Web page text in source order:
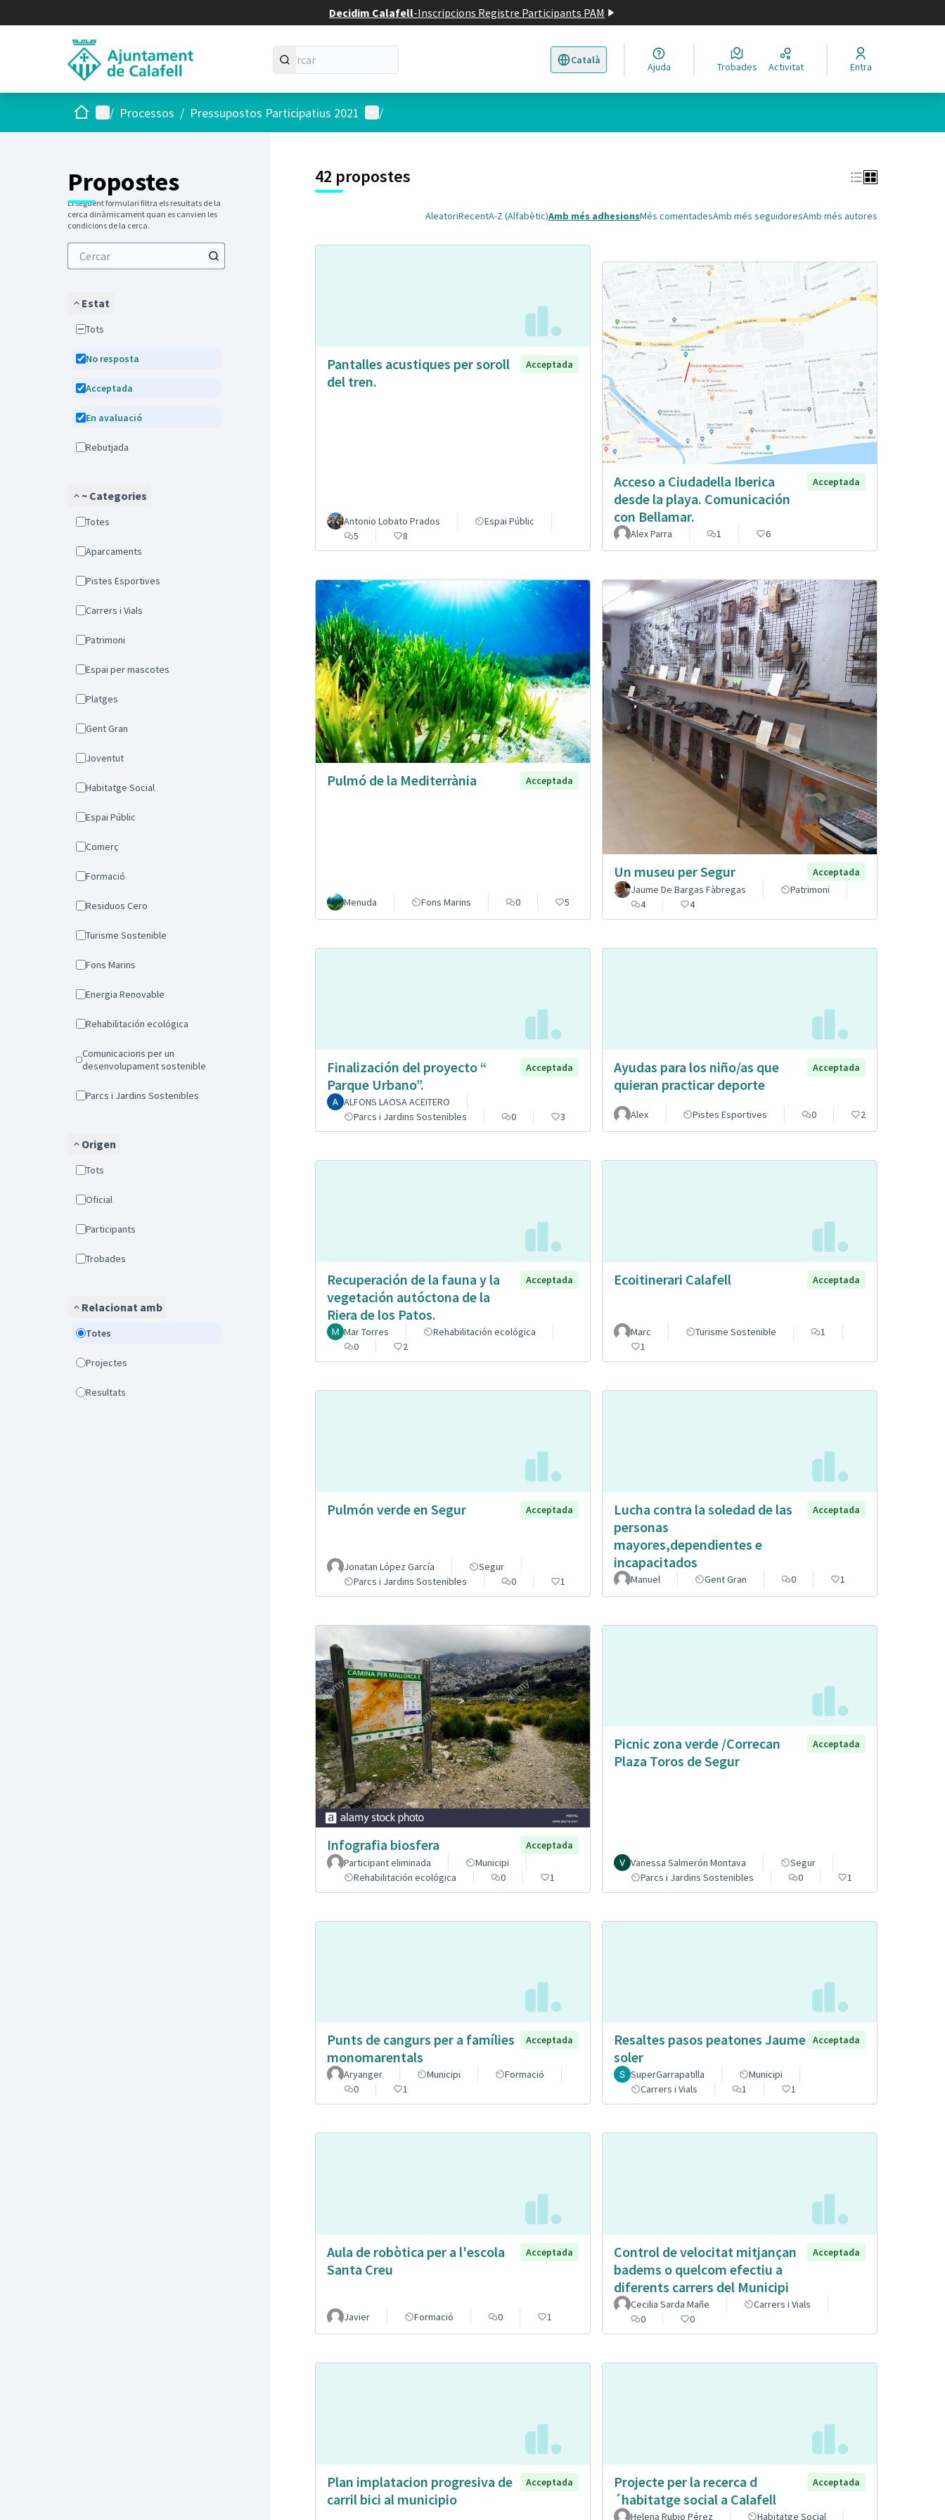
Decidim Calafell-Inscripcions Registre Participants PAM
Català
Triar la llengua Elegir el idioma
Ajuda Trobades Activitat Entra
Inici Menú principal
/ Processos / Pressupostos Participatius 2021 Menú d'usuari
/
Propostes
El següent formulari filtra els resultats de la
cerca dinàmicament quan es canvien les
condicions de la cerca.
Estat
Tots
No resposta
Acceptada
En avaluació
Rebutjada
~ Categories
Totes
Aparcaments
Pistes Esportives
Carrers i Vials
Patrimoni
Espai per mascotes
Platges
Gent Gran
Joventut
Habitatge Social
Espai Públic
Comerç
Formació
Residuos Cero
Turisme Sostenible
Fons Marins
Energia Renovable
Rehabilitación ecológica
Comunicacions per un
desenvolupament sostenible
Parcs i Jardins Sostenibles
Origen
Tots
Oficial
Participants
Trobades
Relacionat amb
Totes
Projectes
Resultats
42 propostes
AleatoriRecentA-Z (Alfabètic)Amb més adhesionsMés comentadesAmb més seguidoresAmb més autores
Pantalles acustiques per soroll
del tren.
Acceptada
Antonio Lobato Prados
Espai Públic
5
8
Acceso a Ciudadella Iberica
desde la playa. Comunicación
con Bellamar.
Acceptada
Alex Parra 1 6
Pulmó de la Mediterrània Acceptada
Menuda Fons Marins 0 5
Un museu per Segur
Acceptada
Jaume De Bargas Fàbregas
Patrimoni
4
4
Finalización del proyecto “
Parque Urbano”.
Acceptada
ALFONS LAOSA ACEITERO
Parcs i Jardins Sostenibles
0 3
Ayudas para los niño/as que
quieran practicar deporte
Acceptada
Alex Pistes Esportives 0 2
Recuperación de la fauna y la
vegetación autóctona de la
Riera de los Patos.
Acceptada
Mar Torres
Rehabilitación ecológica
0
2
Ecoitinerari Calafell Acceptada
Marc Turisme Sostenible
1
1
Pulmón verde en Segur Acceptada
Jonatan López García
Segur
Parcs i Jardins Sostenibles
0 1
Lucha contra la soledad de las
personas
mayores,dependientes e
incapacitados
Acceptada
Manuel Gent Gran 0 1
Infografia biosfera
Acceptada
Participant eliminada
Municipi
Rehabilitación ecológica
0 1
Picnic zona verde /Correcan
Plaza Toros de Segur
Acceptada
Vanessa Salmerón Montava
Segur
Parcs i Jardins Sostenibles
0 1
Punts de cangurs per a famílies
monomarentals
Acceptada
Aryanger Municipi
Formació
0
1
Resaltes pasos peatones Jaume
soler
Acceptada
SuperGarrapatilla
Municipi
Carrers i Vials
1 1
Aula de robòtica per a l'escola
Santa Creu
Acceptada
Javier Formació 0 1
Control de velocitat mitjançan
badems o quelcom efectiu a
diferents carrers del Municipi
Acceptada
Cecilia Sarda Mañe
Carrers i Vials
0
0
Plan implatacion progresiva de
carril bici al municipio
Acceptada
Projecte per la recerca d
´habitatge social a Calafell
Acceptada
Helena Rubio Pérez Habitatge Social